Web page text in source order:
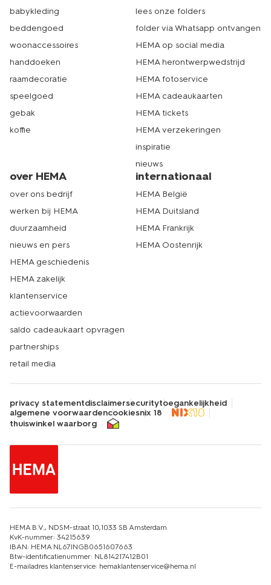
babykleding
beddengoed
woonaccessoires
handdoeken
raamdecoratie
speelgoed
gebak
koffie
lees onze folders
folder via Whatsapp ontvangen
HEMA op social media
HEMA herontwerpwedstrijd
HEMA fotoservice
HEMA cadeaukaarten
HEMA tickets
HEMA verzekeringen
inspiratie
nieuws
over HEMA
over ons bedrijf
werken bij HEMA
duurzaamheid
nieuws en pers
HEMA geschiedenis
HEMA zakelijk
klantenservice
actievoorwaarden
saldo cadeaukaart opvragen
partnerships
retail media
internationaal
HEMA België
HEMA Duitsland
HEMA Frankrijk
HEMA Oostenrijk
privacy statementdisclaimersecuritytoegankelijkheid
algemene voorwaardencookiesnix 18
thuiswinkel waarborg
HEMA B.V., NDSM-straat 10,1033 SB Amsterdam
KvK-nummer: 34215639
IBAN: HEMA NL67INGB0651607663
Btw-identificatienummer: NL814217412B01
E-mailadres klantenservice: hemaklantenservice@hema.nl